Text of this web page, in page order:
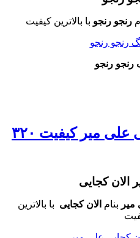
رنجو رنجو با بالاترین کیفیت
رنجو رنجو
میر کیفیت ۳۲۰
الان کجایی
میر بنام الان کجایی با بالاترین